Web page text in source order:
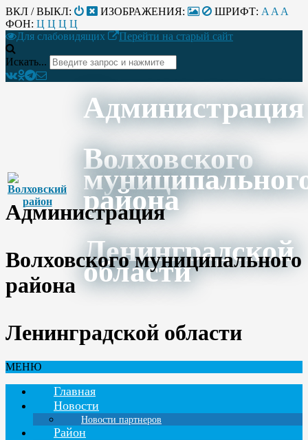
ВКЛ / ВЫКЛ: ИЗОБРАЖЕНИЯ: ШРИФТ: A A A
ФОН: Ц Ц Ц Ц
Для слабовидящих
Перейти на старый сайт
Искать...
Администрация
Волховского
района
Ленинградской
области
Администрация
Волховского муниципального
района
Ленинградской области
МЕНЮ
Главная
Новости
Новости партнеров
Район